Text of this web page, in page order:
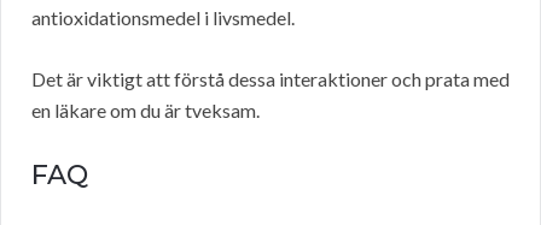
antioxidationsmedel i livsmedel.
Det är viktigt att förstå dessa interaktioner och prata med
en läkare om du är tveksam.
FAQ